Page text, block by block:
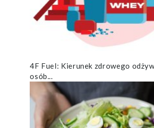
4F Fuel: Kierunek zdrowego
osób...